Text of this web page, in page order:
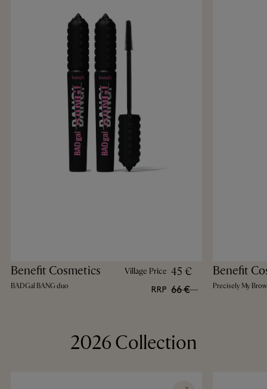
Benefit Cosmetics
BADGal BANG duo
Village Price 45 €
RRP 66 €
Benefit
Precisely My
2026 Collection